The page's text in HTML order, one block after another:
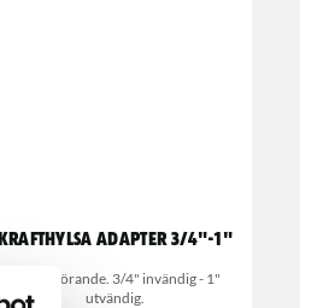
Krafthylsa adapter 3/4"-1"
Kraftutförande. 3/4" invändig - 1"
utvändig.